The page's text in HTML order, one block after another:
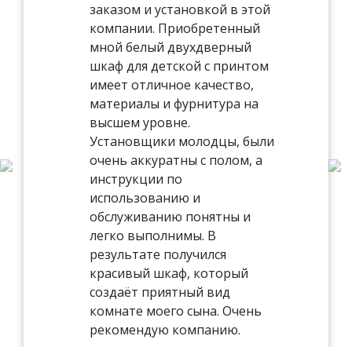
заказом и установкой в этой
компании. Приобретенный
мной белый двухдверный
шкаф для детской с принтом
имеет отличное качество,
материалы и фурнитура на
высшем уровне.
Установщики молодцы, были
очень аккуратны с полом, а
инструкции по
использованию и
обслуживанию понятны и
легко выполнимы. В
результате получился
красивый шкаф, который
создаёт приятный вид
комнате моего сына. Очень
рекомендую компанию.